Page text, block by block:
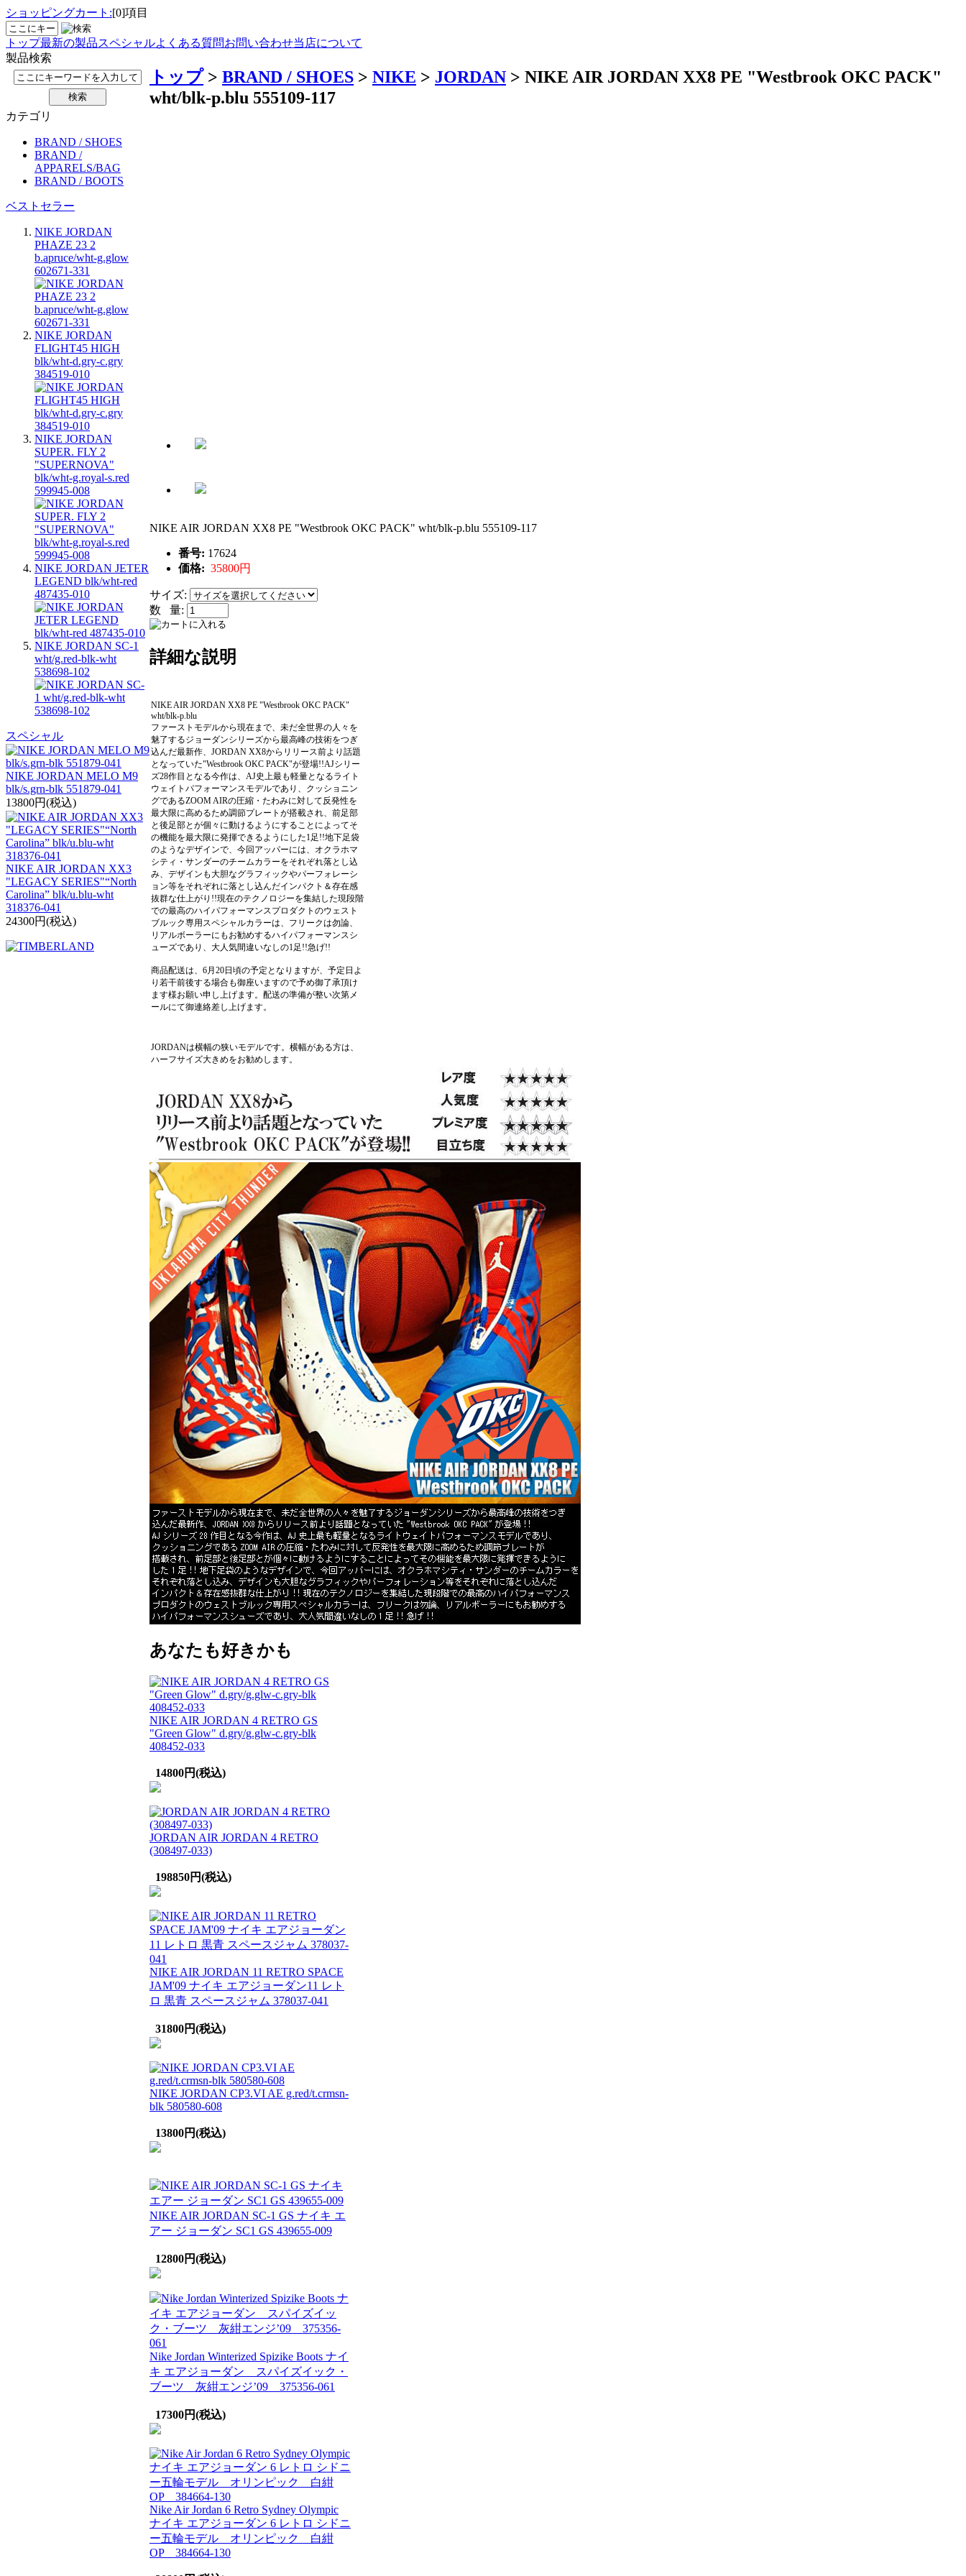
ショッピングカート:[0]項目
トップ最新の製品スペシャルよくある質問お問い合わせ当店について
製品検索
カテゴリ
BRAND / SHOES
BRAND /
APPARELS/BAG
BRAND / BOOTS
ベストセラー
NIKE JORDAN
PHAZE 23 2
b.apruce/wht-g.glow
602671-331
NIKE JORDAN
FLIGHT45 HIGH
blk/wht-d.gry-c.gry
384519-010
NIKE JORDAN
SUPER. FLY 2
"SUPERNOVA"
blk/wht-g.royal-s.red
599945-008
NIKE JORDAN JETER
LEGEND blk/wht-red
487435-010
NIKE JORDAN SC-1
wht/g.red-blk-wht
538698-102
スペシャル
NIKE JORDAN MELO M9
blk/s.grn-blk 551879-041
13800円(税込)
NIKE AIR JORDAN XX3
"LEGACY SERIES"“North
Carolina” blk/u.blu-wht
318376-041
24300円(税込)
トップ> BRAND / SHOES > NIKE > JORDAN > NIKE AIR JORDAN XX8 PE "Westbrook OKC PACK"
wht/blk-p.blu 555109-117
NIKE AIR JORDAN XX8 PE "Westbrook OKC PACK" wht/blk-p.blu 555109-117
番号: 17624
価格: 35800円
サイズ:
数 量:
詳細な説明
NIKE AIR JORDAN XX8 PE "Westbrook OKC PACK"
wht/blk-p.blu
ファーストモデルから現在まで、未だ全世界の人々を
魅了するジョーダンシリーズから最高峰の技術をつぎ
込んだ最新作、JORDAN XX8からリリース前より話題
となっていた"Westbrook OKC PACK"が登場!!AJシリー
ズ28作目となる今作は、AJ史上最も軽量となるライト
ウェイトパフォーマンスモデルであり、クッショニン
グであるZOOM AIRの圧縮・たわみに対して反発性を
最大限に高めるため調節プレートが搭載され、前足部
と後足部とが個々に動けるようにすることによってそ
の機能を最大限に発揮できるようにした1足!!地下足袋
のようなデザインで、今回アッパーには、オクラホマ
シティ・サンダーのチームカラーをそれぞれ落とし込
み、デザインも大胆なグラフィックやパーフォレーシ
ョン等をそれぞれに落とし込んだインパクト＆存在感
抜群な仕上がり!!現在のテクノロジーを集結した現段階
での最高のハイパフォーマンスプロダクトのウェスト
ブルック専用スペシャルカラーは、フリークは勿論、
リアルボーラーにもお勧めするハイパフォーマンスシ
ューズであり、大人気間違いなしの1足!!急げ!!
商品配送は、6月20日頃の予定となりますが、予定日よ
り若干前後する場合も御座いますので予め御了承頂け
ます様お願い申し上げます。配送の準備が整い次第メ
ールにて御連絡差し上げます。
JORDANは横幅の狭いモデルです。横幅がある方は、
ハーフサイズ大きめをお勧めします。
あなたも好きかも
NIKE AIR JORDAN 4 RETRO GS
"Green Glow" d.gry/g.glw-c.gry-blk
408452-033
14800円(税込)
JORDAN AIR JORDAN 4 RETRO
(308497-033)
198850円(税込)
NIKE AIR JORDAN 11 RETRO SPACE
JAM'09 ナイキ エアジョーダン11 レト
ロ 黒青 スペースジャム 378037-041
31800円(税込)
NIKE JORDAN CP3.VI AE g.red/t.crmsn-
blk 580580-608
13800円(税込)
NIKE AIR JORDAN SC-1 GS ナイキ エ
アー ジョーダン SC1 GS 439655-009
12800円(税込)
Nike Jordan Winterized Spizike Boots ナイ
キ エアジョーダン スパイズイック・
ブーツ 灰紺エンジ’09 375356-061
17300円(税込)
Nike Air Jordan 6 Retro Sydney Olympic
ナイキ エアジョーダン 6 レトロ シドニ
ー五輪モデル オリンピック 白紺
OP 384664-130